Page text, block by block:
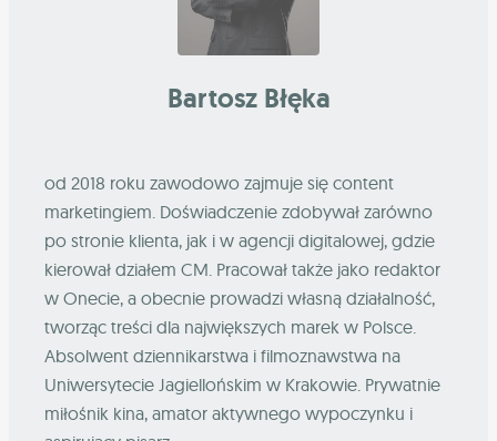
Bartosz Błęka
od 2018 roku zawodowo zajmuje się content
marketingiem. Doświadczenie zdobywał zarówno
po stronie klienta, jak i w agencji digitalowej, gdzie
kierował działem CM. Pracował także jako redaktor
w Onecie, a obecnie prowadzi własną działalność,
tworząc treści dla największych marek w Polsce.
Absolwent dziennikarstwa i filmoznawstwa na
Uniwersytecie Jagiellońskim w Krakowie. Prywatnie
miłośnik kina, amator aktywnego wypoczynku i